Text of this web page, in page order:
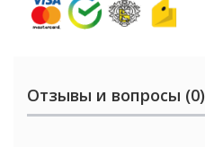
Отзывы и вопросы (0)